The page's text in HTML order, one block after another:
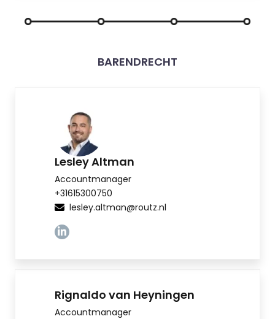
BARENDRECHT
Lesley Altman
Accountmanager
+31615300750
lesley.altman@routz.nl
Linkedin
Rignaldo van Heyningen
Accountmanager